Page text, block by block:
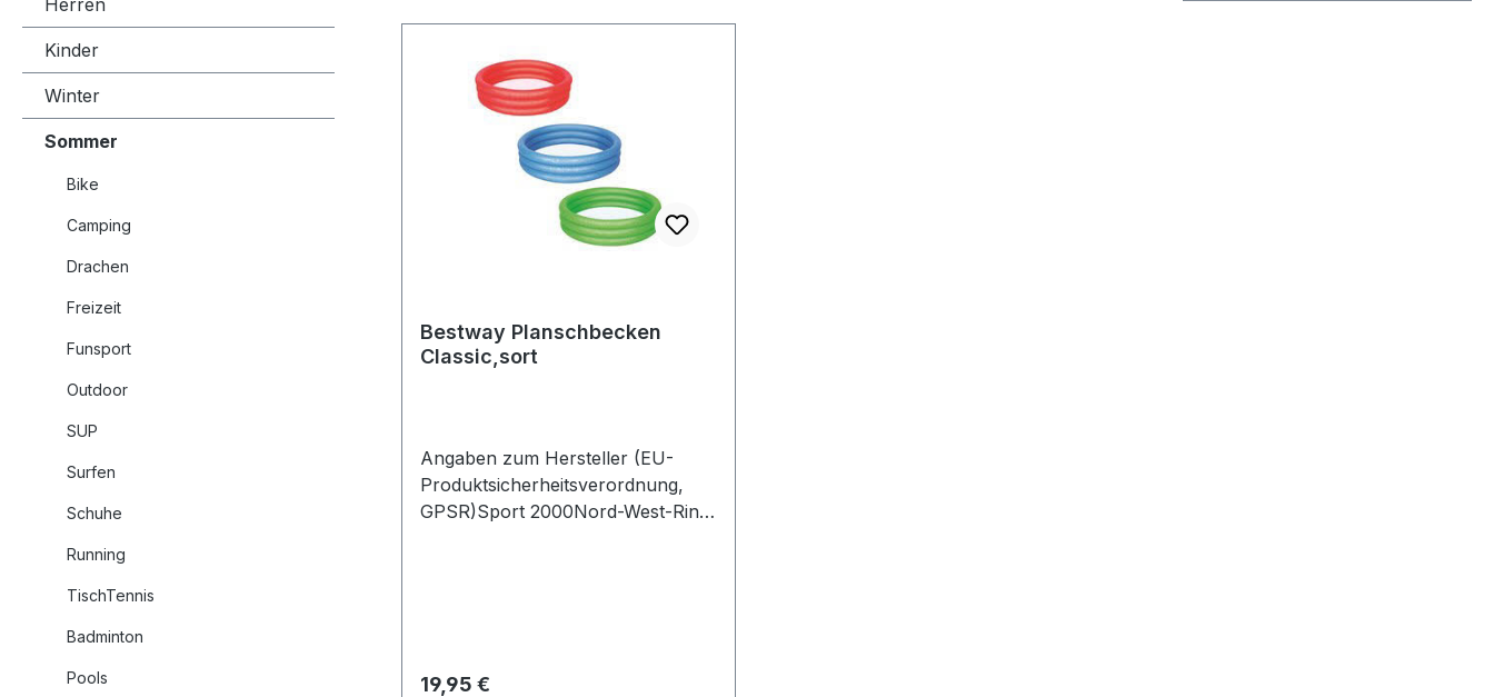
Kinder
Winter
Sommer
Bike
Camping
Drachen
Freizeit
Funsport
Outdoor
SUP
Surfen
Schuhe
Running
TischTennis
Badminton
Pools
Bestway Planschbecken
Classic,sort
Angaben zum Hersteller (EU-
Produktsicherheitsverordnung,
GPSR)Sport 2000Nord-West-Ring
Regulärer Preis:
19,95 €